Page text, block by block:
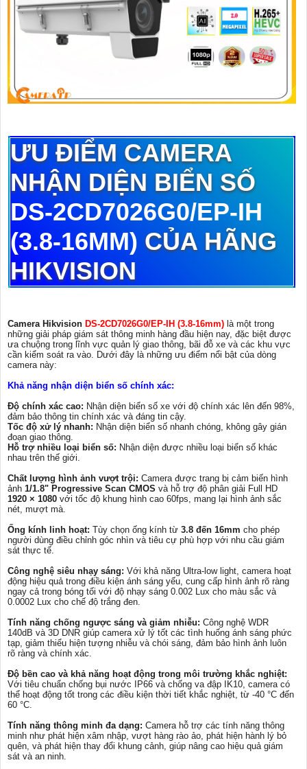
ƯU ĐIỂM CAMERA
NHẬN DIỆN BIỂN SỐ
DS-2CD7026G0/EP-IH
(3.8-16MM)CỦA HÃNG
HIKVISION
Camera Hikvision DS-2CD7026G0/EP-IH (3.8-16mm) là một trong
những giải pháp giám sát thông minh hàng đầu hiện nay, đặc biệt được
ưa chuộng trong lĩnh vực quản lý giao thông, bãi đỗ xe và các khu vực
cần kiểm soát ra vào. Dưới đây là những ưu điểm nổi bật của dòng
camera này:
Khả năng nhận diện biển số chính xác:
Độ chính xác cao: Nhận diện biển số xe với độ chính xác lên đến 98%,
đảm bảo thông tin chính xác và đáng tin cậy.
Tốc độ xử lý nhanh: Nhận diện biển số nhanh chóng, không gây gián
đoạn giao thông.
Hỗ trợ nhiều loại biển số: Nhận diện được nhiều loại biển số khác
nhau trên thế giới.
Chất lượng hình ảnh vượt trội: Camera được trang bị cảm biến hình
ảnh 1/1.8" Progressive Scan CMOS và hỗ trợ độ phân giải Full HD
1920 × 1080 với tốc độ khung hình cao 60fps, mang lại hình ảnh sắc
nét, mượt mà.
Ống kính linh hoạt: Tùy chọn ống kính từ 3.8 đến 16mm cho phép
người dùng điều chỉnh góc nhìn và tiêu cự phù hợp với nhu cầu giám
sát thực tế.
Công nghệ siêu nhạy sáng: Với khả năng Ultra-low light, camera hoạt
động hiệu quả trong điều kiện ánh sáng yếu, cung cấp hình ảnh rõ ràng
ngay cả trong bóng tối với độ nhạy sáng 0.002 Lux cho màu sắc và
0.0002 Lux cho chế độ trắng đen.
Tính năng chống ngược sáng và giảm nhiễu: Công nghệ WDR
140dB và 3D DNR giúp camera xử lý tốt các tình huống ánh sáng phức
tạp, giảm thiểu hiện tượng nhiễu và chói sáng, đảm bảo hình ảnh luôn
rõ ràng và chính xác.
Độ bền cao và khả năng hoạt động trong môi trường khắc nghiệt:
Với tiêu chuẩn chống bụi nước IP66 và chống va đập IK10, camera có
thể hoạt động tốt trong các điều kiện thời tiết khắc nghiệt, từ -40 °C đến
60 °C.
Tính năng thông minh đa dạng: Camera hỗ trợ các tính năng thông
minh như phát hiện xâm nhập, vượt hàng rào ảo, phát hiện hành lý bỏ
quên, và phát hiện thay đổi khung cảnh, giúp nâng cao hiệu quả giám
sát và an ninh.